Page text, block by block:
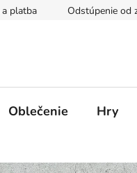
platba Odstúpenie od
Oblečenie Hry